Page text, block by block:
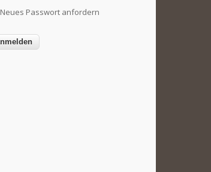
Neues Passwort anfordern